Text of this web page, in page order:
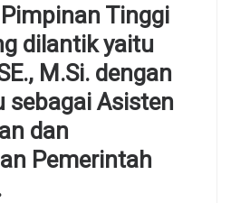
Tinggi
dilantik yaitu
M.Si. dengan
sebagai Asisten
dan
Pemerintah